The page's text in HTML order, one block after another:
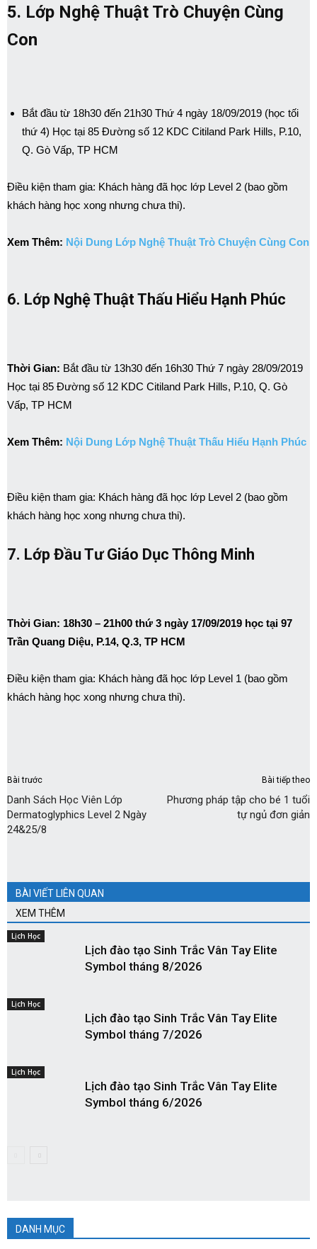
5. Lớp Nghệ Thuật Trò Chuyện Cùng
Con
Bắt đầu từ 18h30 đến 21h30 Thứ 4 ngày 18/09/2019 (học tối
thứ 4) Học tại 85 Đường số 12 KDC Citiland Park Hills, P.10,
Q. Gò Vấp, TP HCM
Điều kiện tham gia: Khách hàng đã học lớp Level 2 (bao gồm
khách hàng học xong nhưng chưa thi).
Xem Thêm: Nội Dung Lớp Nghệ Thuật Trò Chuyện Cùng Con
6. Lớp Nghệ Thuật Thấu Hiểu Hạnh Phúc
Thời Gian: Bắt đầu từ 13h30 đến 16h30 Thứ 7 ngày 28/09/2019
Học tại 85 Đường số 12 KDC Citiland Park Hills, P.10, Q. Gò
Vấp, TP HCM
Xem Thêm: Nội Dung Lớp Nghệ Thuật Thấu Hiểu Hạnh Phúc
Điều kiện tham gia: Khách hàng đã học lớp Level 2 (bao gồm
khách hàng học xong nhưng chưa thi).
7. Lớp Đầu Tư Giáo Dục Thông Minh
Thời Gian: 18h30 – 21h00 thứ 3 ngày 17/09/2019 học tại 97
Trần Quang Diệu, P.14, Q.3, TP HCM
Điều kiện tham gia: Khách hàng đã học lớp Level 1 (bao gồm
khách hàng học xong nhưng chưa thi).
Bài trước
Danh Sách Học Viên Lớp
Dermatoglyphics Level 2 Ngày
24&25/8
Bài tiếp theo
Phương pháp tập cho bé 1 tuổi
tự ngủ đơn giản
BÀI VIẾT LIÊN QUAN
XEM THÊM
Lịch Học
Lịch đào tạo Sinh Trắc Vân Tay Elite
Symbol tháng 8/2026
Lịch Học
Lịch đào tạo Sinh Trắc Vân Tay Elite
Symbol tháng 7/2026
Lịch Học
Lịch đào tạo Sinh Trắc Vân Tay Elite
Symbol tháng 6/2026
DANH MỤC